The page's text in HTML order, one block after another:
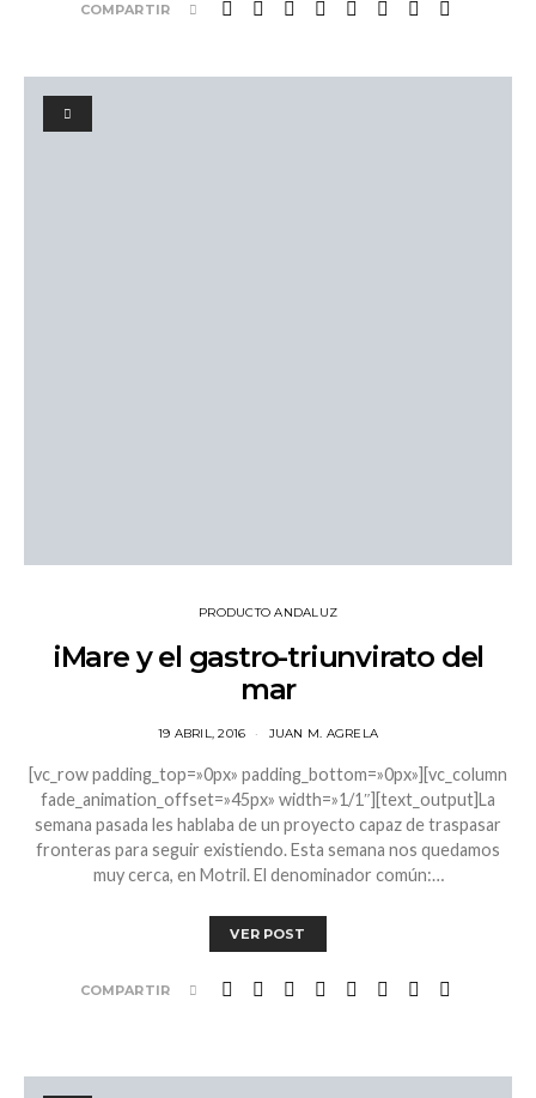
COMPARTIR
PRODUCTO ANDALUZ
iMare y el gastro-triunvirato del
mar
19 ABRIL, 2016 JUAN M. AGRELA
[vc_row padding_top=»0px» padding_bottom=»0px»][vc_column
fade_animation_offset=»45px» width=»1/1″][text_output]La
semana pasada les hablaba de un proyecto capaz de traspasar
fronteras para seguir existiendo. Esta semana nos quedamos
muy cerca, en Motril. El denominador común:…
VER POST
COMPARTIR